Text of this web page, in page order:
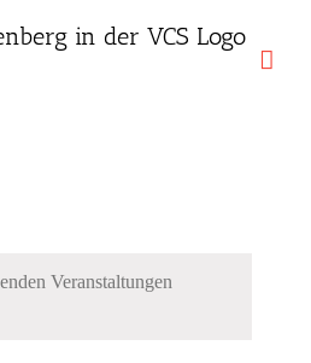
Veranstaltungen